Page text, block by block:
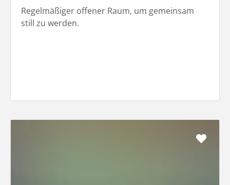
Regelmäßiger offener Raum, um gemeinsam
still zu werden.